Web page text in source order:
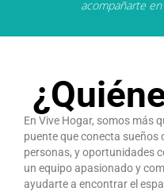
acompañarte
En Vive Hogar, somos más
puente que conecta sueños
personas, y oportunidades
un equipo apasionado y
ayudarte a encontrar el